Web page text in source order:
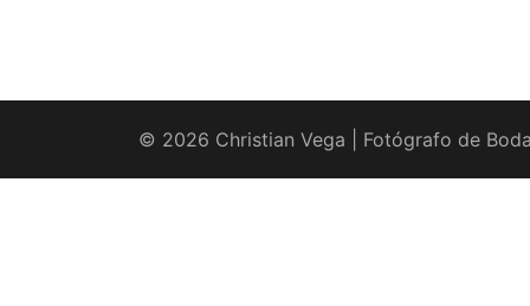
© 2026 Christian Vega | Fotógrafo de